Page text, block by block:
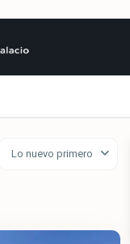
Lo nuevo primero